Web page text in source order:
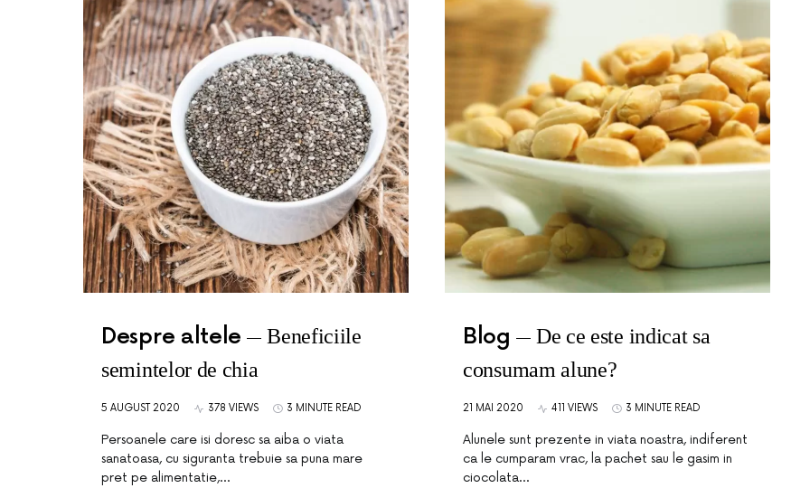
Despre altele
Beneficiile
semintelor de chia
5 AUGUST 2020 378 VIEWS 3 MINUTE READ
Persoanele care isi doresc sa aiba o viata
sanatoasa, cu siguranta trebuie sa puna mare
pret pe alimentatie,…
Blog
De ce este indicat sa
consumam alune?
21 MAI 2020 411 VIEWS 3 MINUTE READ
Alunele sunt prezente in viata noastra, indiferent
ca le cumparam vrac, la pachet sau le gasim in
ciocolata…